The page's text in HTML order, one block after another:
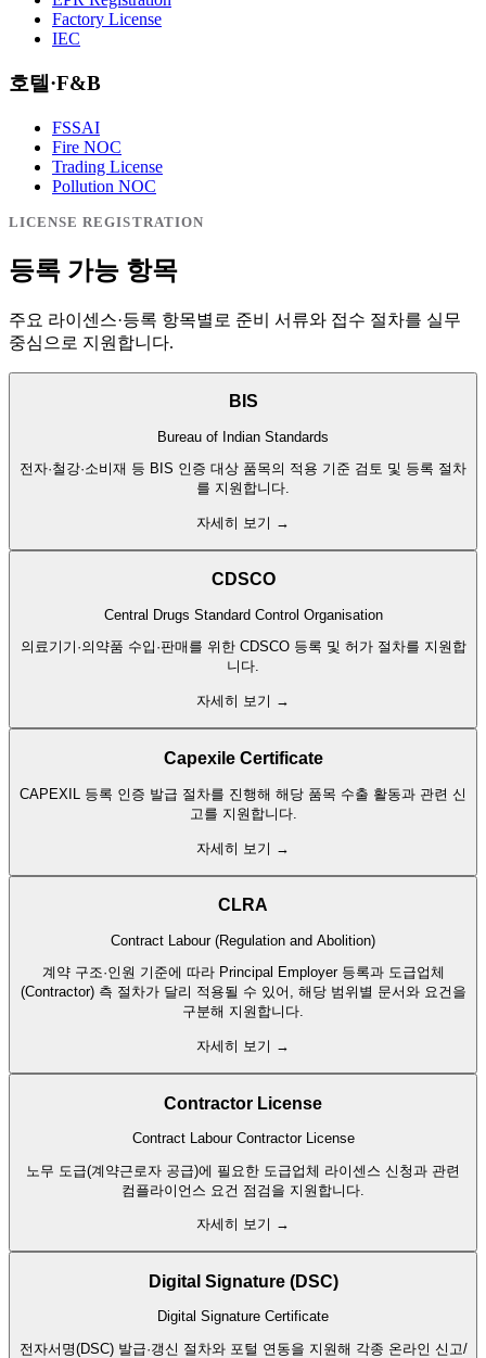
Factory License
IEC
호텔·F&B
FSSAI
Fire NOC
Trading License
Pollution NOC
LICENSE REGISTRATION
등록 가능 항목
주요 라이센스·등록 항목별로 준비 서류와 접수 절차를 실무
중심으로 지원합니다.
BIS
Bureau of Indian Standards
전자·철강·소비재 등 BIS 인증 대상 품목의 적용 기준 검토 및 등록 절차
를 지원합니다.
자세히 보기 →
CDSCO
Central Drugs Standard Control Organisation
의료기기·의약품 수입·판매를 위한 CDSCO 등록 및 허가 절차를 지원합
니다.
자세히 보기 →
Capexile Certificate
CAPEXIL 등록 인증 발급 절차를 진행해 해당 품목 수출 활동과 관련 신
고를 지원합니다.
자세히 보기 →
CLRA
Contract Labour (Regulation and Abolition)
계약 구조·인원 기준에 따라 Principal Employer 등록과 도급업체
(Contractor) 측 절차가 달리 적용될 수 있어, 해당 범위별 문서와 요건을
구분해 지원합니다.
자세히 보기 →
Contractor License
Contract Labour Contractor License
노무 도급(계약근로자 공급)에 필요한 도급업체 라이센스 신청과 관련
컴플라이언스 요건 점검을 지원합니다.
자세히 보기 →
Digital Signature (DSC)
Digital Signature Certificate
전자서명(DSC) 발급·갱신 절차와 포털 연동을 지원해 각종 온라인 신고/